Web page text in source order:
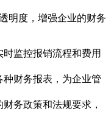
明度，增强企业的财务
时监控报销流程和费用
种财务报表，为企业管
务政策和法规要求，